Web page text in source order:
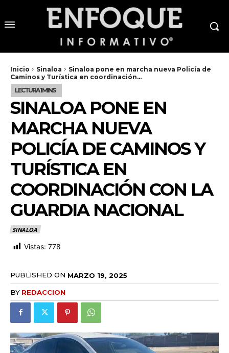
Inicio Sinaloa
Sinaloa pone en marcha nueva Policía de
Caminos y Turística en coordinación...
SINALOA PONE EN
MARCHA NUEVA
POLICÍA DE CAMINOS Y
TURÍSTICA EN
COORDINACIÓN CON LA
GUARDIA NACIONAL
SINALOA
Vistas: 778
PUBLISHED ON MARZO 19, 2025
BY REDACCION